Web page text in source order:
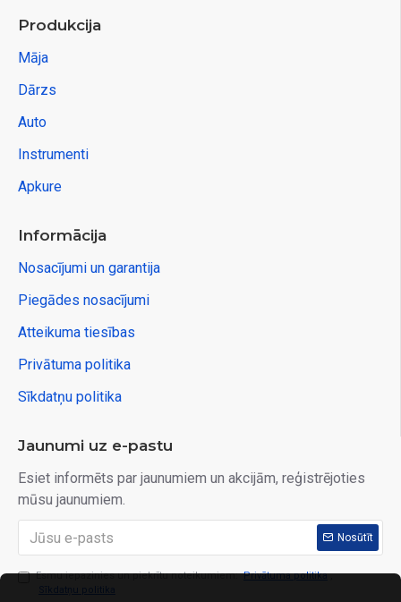
Produkcija
Māja
Dārzs
Auto
Instrumenti
Apkure
Informācija
Nosacījumi un garantija
Piegādes nosacījumi
Atteikuma tiesības
Privātuma politika
Sīkdatņu politika
Jaunumi uz e-pastu
Esiet informēts par jaunumiem un akcijām, reģistrējoties
mūsu jaunumiem.
Nosūtīt
Esmu iepazinies un piekrītu noteikumiem: Privātuma politika ,
Sīkdatņu politika